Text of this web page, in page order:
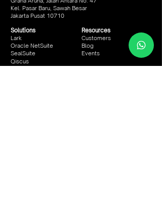
Kel. Pasar Baru, Sawah Besar
Jakarta Pusat 10710
Solutions
Lark
Oracle NetSuite
SealSuite
Resources
Customers
Blog
Events
Qiscus